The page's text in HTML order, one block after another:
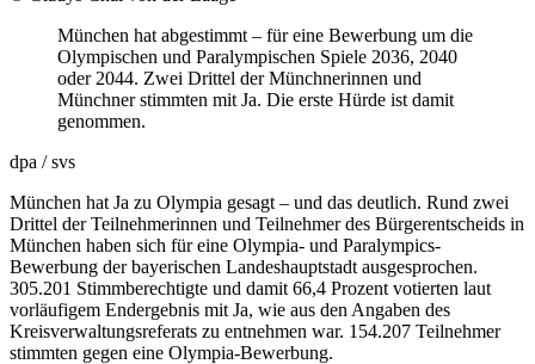
München hat abgestimmt – für eine Bewerbung um die
Olympischen und Paralympischen Spiele 2036, 2040
oder 2044. Zwei Drittel der Münchnerinnen und
Münchner stimmten mit Ja. Die erste Hürde ist damit
genommen.
dpa / svs
München hat Ja zu Olympia gesagt – und das deutlich. Rund zwei
Drittel der Teilnehmerinnen und Teilnehmer des Bürgerentscheids in
München haben sich für eine Olympia- und Paralympics-
Bewerbung der bayerischen Landeshauptstadt ausgesprochen.
305.201 Stimmberechtigte und damit 66,4 Prozent votierten laut
vorläufigem Endergebnis mit Ja, wie aus den Angaben des
Kreisverwaltungsreferats zu entnehmen war. 154.207 Teilnehmer
stimmten gegen eine Olympia-Bewerbung.